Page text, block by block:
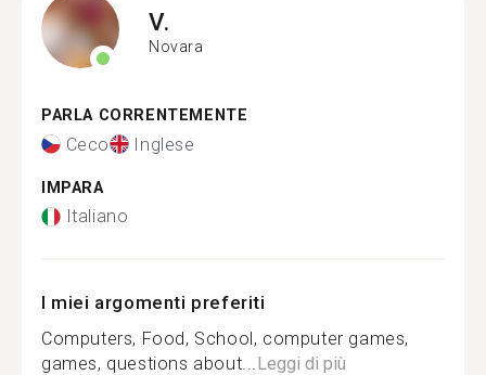
V.
Novara
PARLA CORRENTEMENTE
Ceco Inglese
IMPARA
Italiano
I miei argomenti preferiti
Computers, Food, School, computer games,
games, questions about...Leggi di più